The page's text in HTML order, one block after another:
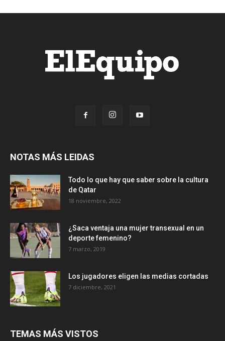
NOTAS MÁS LEIDAS
Todo lo que hay que saber sobre la cultura
de Qatar
18 noviembre, 2022
¿Saca ventaja una mujer transexual en un
deporte femenino?
7 marzo, 2019
Los jugadores eligen las medias cortadas
7 diciembre, 2021
TEMAS MÁS VISTOS